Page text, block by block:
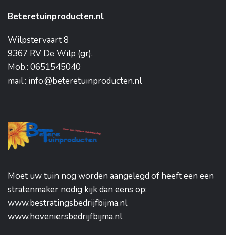
Beteretuinproducten.nl
Wilpstervaart 8
9367 RV De Wilp (gr).
Mob.: 0651545040
mail.: info.@beteretuinproducten.nl
Moet uw tuin nog worden aangelegd of heeft een een
stratenmaker nodig kijk dan eens op:
www.bestratingsbedrijfbijma.nl
www.hoveniersbedrijfbijma.nl